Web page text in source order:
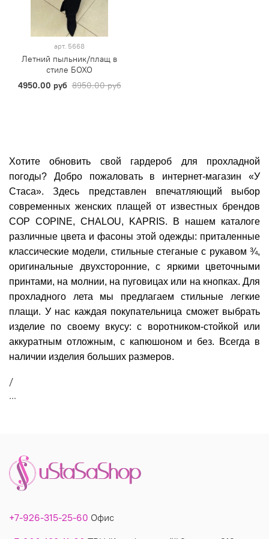
арт. 5668
Летний пыльник/плащ в
стиле БОХО
4950.00 руб 8950.00 руб
Хотите обновить свой гардероб для прохладной
погоды? Добро пожаловать в интернет-магазин «У
Стаса». Здесь представлен впечатляющий выбор
современных женских плащей от известных брендов
COP COPINE, CHALOU, KAPRIS. В нашем каталоге
различные цвета и фасоны этой одежды: приталенные
классические модели, стильные стеганые с рукавом ¾,
оригинальные двухсторонние, с яркими цветочными
принтами, на молнии, на пуговицах или на кнопках. Для
прохладного лета мы предлагаем стильные легкие
плащи. У нас каждая покупательница сможет выбрать
изделие по своему вкусу: с воротником-стойкой или
аккуратным отложным, с капюшоном и без. Всегда в
наличии изделия больших размеров.
/
...
+7-926-315-25-60 Офис